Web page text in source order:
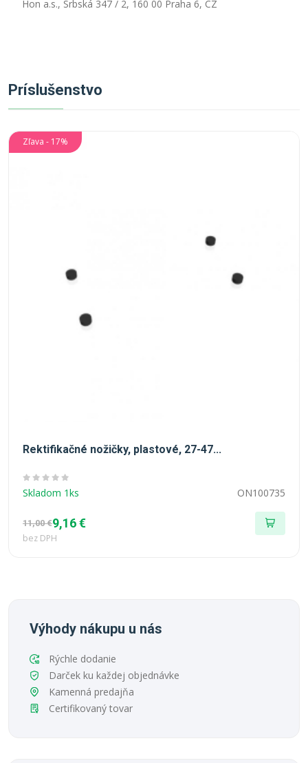
Hon a.s., Srbská 347 / 2, 160 00 Praha 6, CZ
Príslušenstvo
Zľava - 17%
Rektifikačné nožičky, plastové, 27-47...
Skladom 1ks ON100735
11,00 €9,16 €
bez DPH
Výhody nákupu u nás
Rýchle dodanie
Darček ku každej objednávke
Kamenná predajňa
Certifikovaný tovar